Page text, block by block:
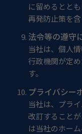
に留めるとと
再発防止策を
法令等の遵守
当社は、個人
行政機関が定
す。
プライバシー
当社は、プラ
改訂すること
は当社のホー